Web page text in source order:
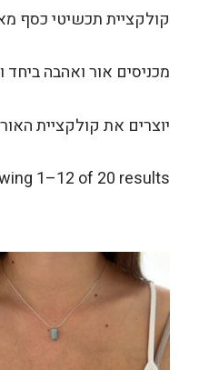
קולקציית תכשיטי כסף
מכניסים אור ואהבה ביחד
יוצרים את קולקציית
1–12 of 20 results